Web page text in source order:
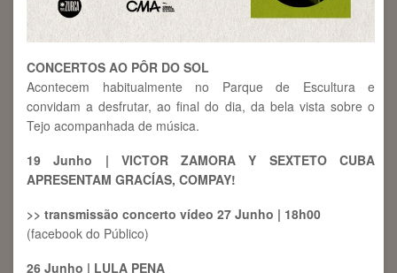
CONCERTOS AO PÔR DO SOL
Acontecem habitualmente no Parque de Escultura e
convidam a desfrutar, ao final do dia, da bela vista sobre o
Tejo acompanhada de música.
19 Junho | VICTOR ZAMORA Y SEXTETO CUBA
APRESENTAM GRACÍAS, COMPAY!
>> transmissão concerto vídeo 27 Junho | 18h00
(facebook do Público)
26 Junho | LULA PENA